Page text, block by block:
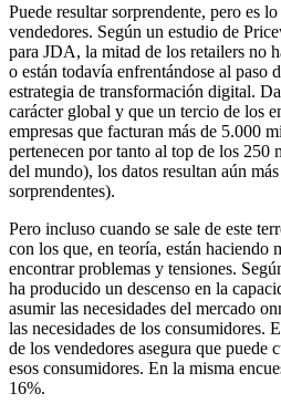
Puede resultar sorprendente, pero es
vendedores. Según un estudio de
para JDA, la mitad de los retailers no
o están todavía enfrentándose al paso
estrategia de transformación digital.
carácter global y que un tercio de los
empresas que facturan más de 5.000
pertenecen por tanto al top de los 250
del mundo), los datos resultan aún
sorprendentes).
Pero incluso cuando se sale de este
con los que, en teoría, están haciendo
encontrar problemas y tensiones.
ha producido un descenso en la
asumir las necesidades del mercado
las necesidades de los consumidores.
de los vendedores asegura que puede
esos consumidores. En la misma
16%.